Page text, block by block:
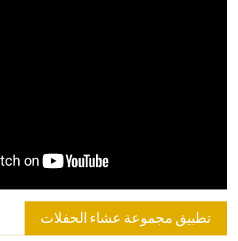
تطبيق مجموعة عشاء الحفلات